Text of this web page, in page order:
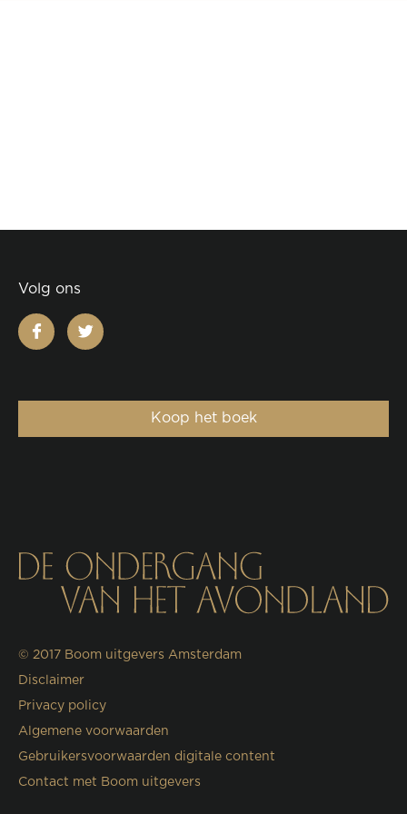
Volg ons
facebooktwitter
Koop het boek
© 2017 Boom uitgevers Amsterdam
Disclaimer
Privacy policy
Algemene voorwaarden
Gebruikersvoorwaarden digitale content
Contact met Boom uitgevers